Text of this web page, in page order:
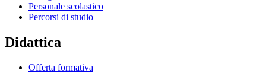
Personale scolastico
Percorsi di studio
Didattica
Offerta formativa